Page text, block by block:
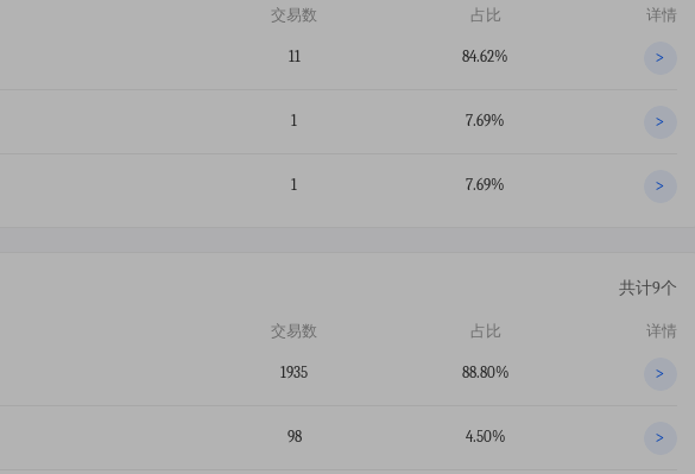
交易数 占比 详情
11 84.62% >
1 7.69% >
1 7.69% >
共计9个
交易数 占比 详情
1935 88.80% >
98 4.50% >